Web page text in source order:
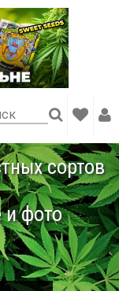
сортов
и фото